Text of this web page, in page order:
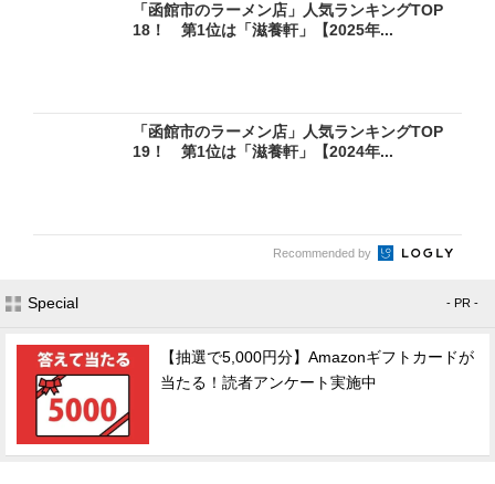
「函館市のラーメン店」人気ランキングTOP
18！ 第1位は「滋養軒」【2025年...
「函館市のラーメン店」人気ランキングTOP
19！ 第1位は「滋養軒」【2024年...
Recommended by
Special - PR -
【抽選で5,000円分】Amazonギフトカードが
当たる！読者アンケート実施中